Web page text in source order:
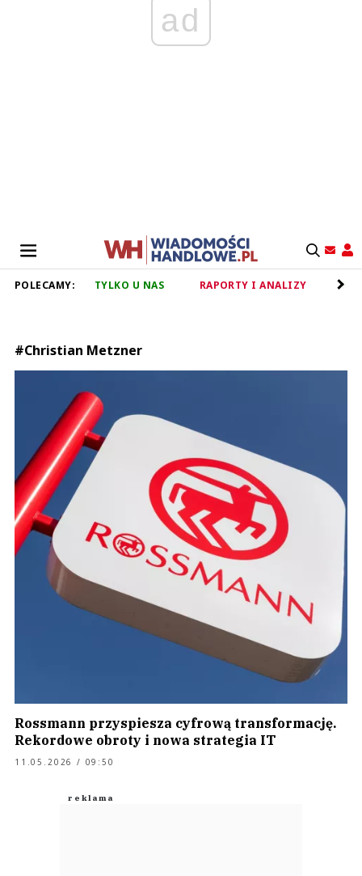
ad
POLECAMY: TYLKO U NAS RAPORTY I ANALIZY
#Christian Metzner
Rossmann przyspiesza cyfrową transformację.
Rekordowe obroty i nowa strategia IT
11.05.2026 / 09:50